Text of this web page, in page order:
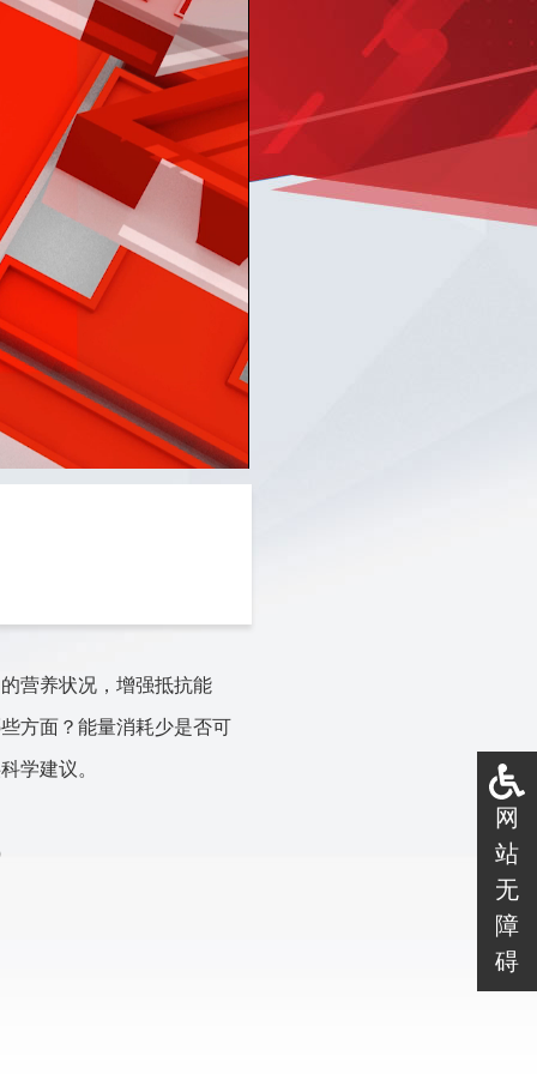
Mute
Picture-
Picture
营养状况，增强抵抗能
方面？能量消耗少是否可
学建议。
网
站
无
障
碍